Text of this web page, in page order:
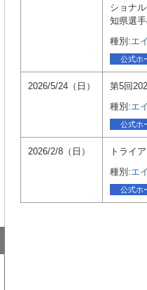
ショナ
知県選
種別:エ
公式ホ
2026/5/24（日）
第5回
種別:エ
公式ホ
2026/2/8（日）
トライ
種別:エ
公式ホ